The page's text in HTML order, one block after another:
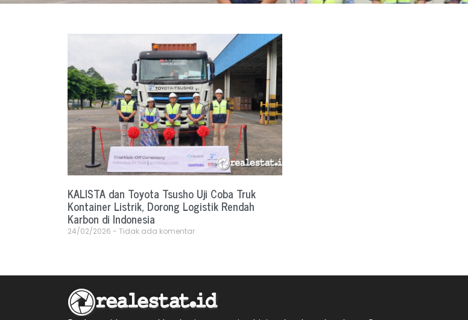
KALISTA dan Toyota Tsusho Uji Coba Truk
Kontainer Listrik, Dorong Logistik Rendah
Karbon di Indonesia
24/02/2026 Tidak ada komentar